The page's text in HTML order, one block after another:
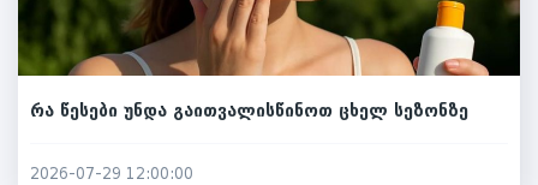
რა წესები უნდა გაითვალისწინოთ ცხელ სეზონზე
2026-07-29 12:00:00